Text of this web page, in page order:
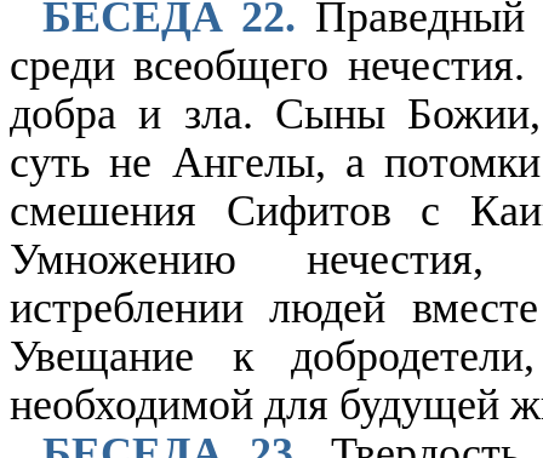
БЕСЕДА 22. Праведный
среди всеобщего
добра и зла. Сыны Божии,
суть не Ангелы, а
смешения Сифитов с
Умножению нечестия,
истреблении людей
Увещание к
необходимой для будущей